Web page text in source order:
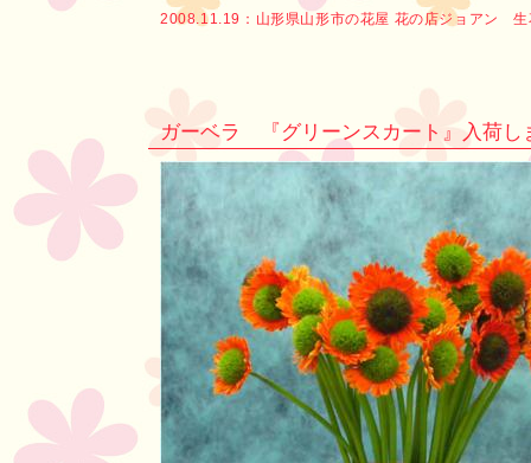
2008.11.19： 山形県山形市の花屋 花の店ジョアン
ガーベラ 『グリーンスカート』入荷